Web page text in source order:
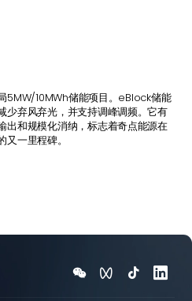
5MW/10MWh储能项目。eBlock储能
少弃风弃光，并支持调峰调频。它有
出和规模化消纳，标志着奇点能源在
一里程碑。
   